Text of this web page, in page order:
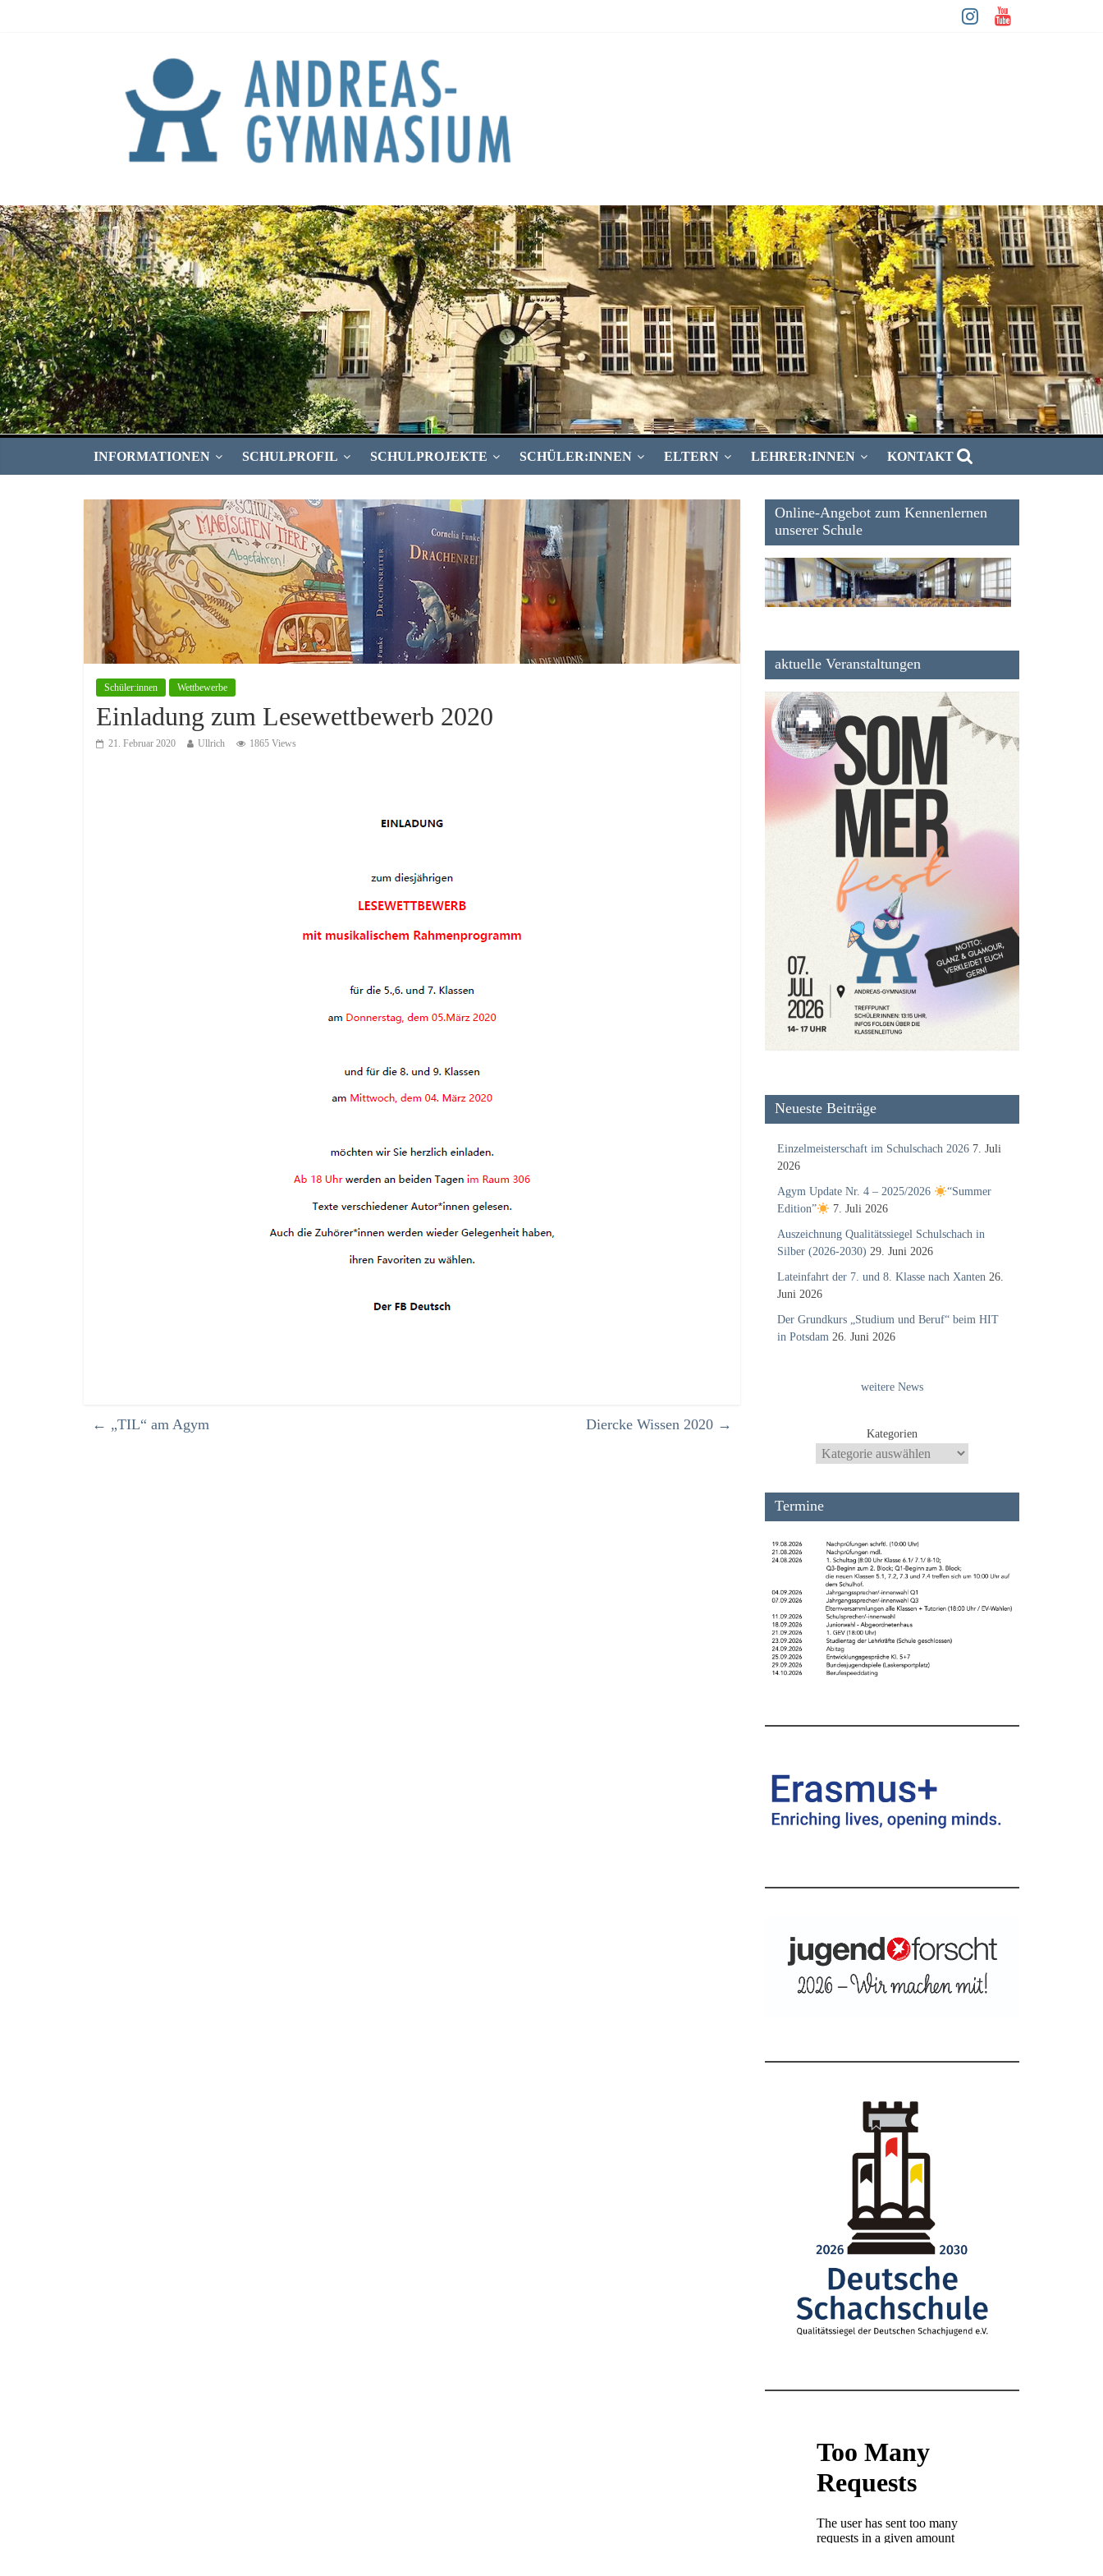
INFORMATIONEN SCHULPROFIL SCHULPROJEKTE SCHÜLER:INNEN ELTERN LEHRER:INNEN KONTAKT
Schüler:innen Wettbewerbe
Einladung zum Lesewettbewerb 2020
21. Februar 2020 Ullrich 1865 Views
← „TIL“ am Agym Diercke Wissen 2020 →
Online-Angebot zum Kennenlernen
unserer Schule
aktuelle Veranstaltungen
Neueste Beiträge
Einzelmeisterschaft im Schulschach 2026 7. Juli
2026
Agym Update Nr. 4 – 2025/2026
“Summer
Edition”
7. Juli 2026
Auszeichnung Qualitätssiegel Schulschach in
Silber (2026-2030) 29. Juni 2026
Lateinfahrt der 7. und 8. Klasse nach Xanten 26.
Juni 2026
Der Grundkurs „Studium und Beruf“ beim HIT
in Potsdam 26. Juni 2026
weitere News
Kategorien
Termine